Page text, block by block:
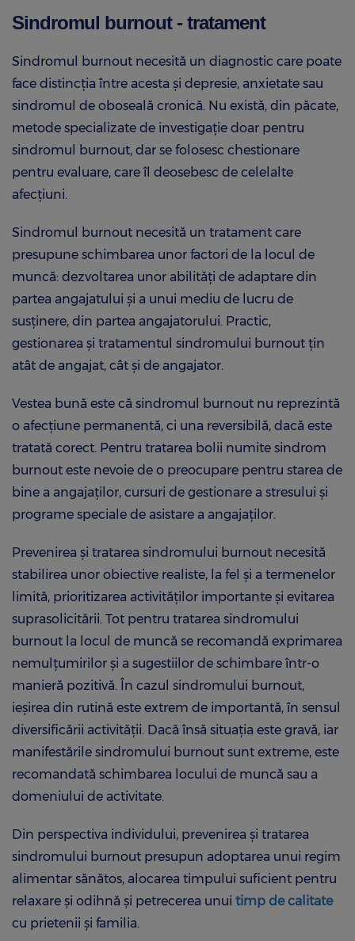
Sindromul burnout - tratament
Sindromul burnout necesită un diagnostic care poate
face distincția între acesta și depresie, anxietate sau
sindromul de oboseală cronică. Nu există, din păcate,
metode specializate de investigație doar pentru
sindromul burnout, dar se folosesc chestionare
pentru evaluare, care îl deosebesc de celelalte
afecțiuni.
Sindromul burnout necesită un tratament care
presupune schimbarea unor factori de la locul de
muncă: dezvoltarea unor abilități de adaptare din
partea angajatului și a unui mediu de lucru de
susținere, din partea angajatorului. Practic,
gestionarea și tratamentul sindromului burnout țin
atât de angajat, cât și de angajator.
Vestea bună este că sindromul burnout nu reprezintă
o afecțiune permanentă, ci una reversibilă, dacă este
tratată corect. Pentru tratarea bolii numite sindrom
burnout este nevoie de o preocupare pentru starea de
bine a angajaților, cursuri de gestionare a stresului și
programe speciale de asistare a angajaților.
Prevenirea și tratarea sindromului burnout necesită
stabilirea unor obiective realiste, la fel și a termenelor
limită, prioritizarea activităților importante și evitarea
suprasolicitării. Tot pentru tratarea sindromului
burnout la locul de muncă se recomandă exprimarea
nemulțumirilor și a sugestiilor de schimbare într-o
manieră pozitivă. În cazul sindromului burnout,
ieșirea din rutină este extrem de importantă, în sensul
diversificării activității. Dacă însă situația este gravă, iar
manifestările sindromului burnout sunt extreme, este
recomandată schimbarea locului de muncă sau a
domeniului de activitate.
Din perspectiva individului, prevenirea și tratarea
sindromului burnout presupun adoptarea unui regim
alimentar sănătos, alocarea timpului suficient pentru
relaxare și odihnă și petrecerea unui timp de calitate
cu prietenii și familia.